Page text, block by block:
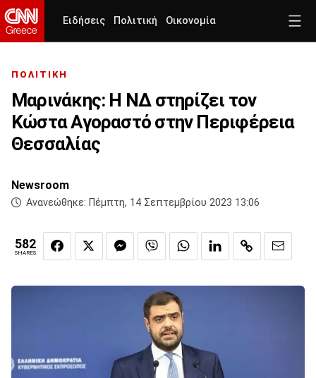
Ειδήσεις Πολιτική Οικονομία
ΠΟΛΙΤΙΚΗ
Μαρινάκης: Η ΝΔ στηρίζει τον
Κώστα Αγοραστό στην Περιφέρεια
Θεσσαλίας
Newsroom
Ανανεώθηκε: Πέμπτη, 14 Σεπτεμβρίου 2023 13:06
582
SHARES